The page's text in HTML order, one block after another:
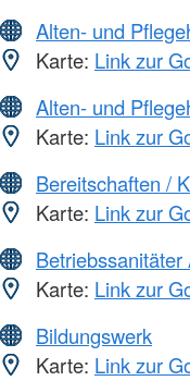
Alten- und
Karte: Link zur
Alten- und
Karte: Link zur
Bereitschaften /
Karte: Link zur
Karte: Link zur
Bildungswerk
Karte: Link zur